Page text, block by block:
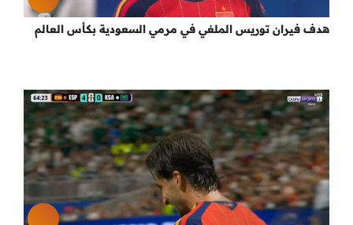
هدف فيران توريس الملغي في مرمي السعودية بكأس العالم